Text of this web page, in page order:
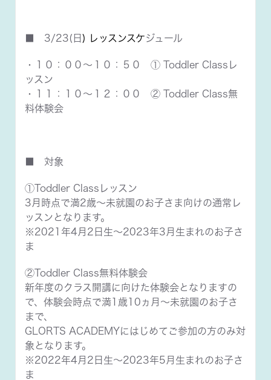
■ 3/23(日 ) レッスンスケジュール
・１０：００～１０：５０ ① Toddler Classレ
ッスン
・１１：１０～１２：００ ② Toddler Class無
料体験会
■ 対象
①Toddler Classレッスン
3月時点で満2歳～未就園のお子さま向けの通常レ
ッスンとなります。
※2021年4月2日生～2023年3月生まれのお子さ
ま
②Toddler Class無料体験会
新年度のクラス開講に向けた体験会となりますの
で、体験会時点で満1歳10ヵ月～未就園のお子さ
まで、
GLORTS ACADEMYにはじめてご参加の方のみ対
象となります。
※2022年4月2日生～2023年5月生まれのお子さ
ま